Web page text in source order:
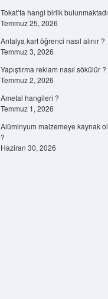
Tokat’ta hangi birlik
Temmuz 25, 2026
Antalya kart öğrenci nasıl alınır ?
Temmuz 3, 2026
Yapıştırma reklam nasıl sökülür ?
Temmuz 2, 2026
Ametal hangileri ?
Temmuz 1, 2026
Alüminyum malzemeye kaynak
?
Haziran 30, 2026